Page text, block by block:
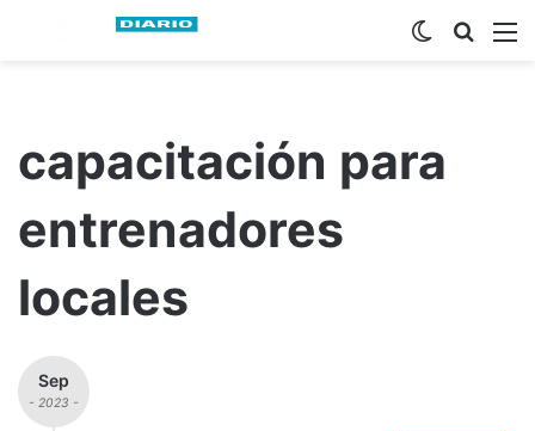
Buscar
Switch skin
capacitación para
entrenadores
locales
Sep
- 2023 -